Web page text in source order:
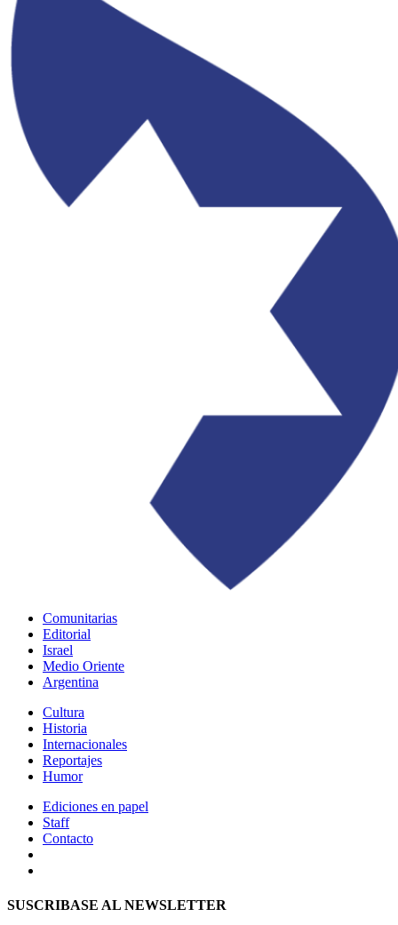
Comunitarias
Editorial
Israel
Medio Oriente
Argentina
Cultura
Historia
Internacionales
Reportajes
Humor
Ediciones en papel
Staff
Contacto
SUSCRIBASE AL NEWSLETTER